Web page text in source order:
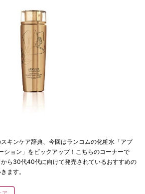
キンケア辞典、今回はランコムの化粧水「アプ
ション」をピックアップ！こちらのコーナーで
ら30代40代に向けて発売されているおすすめの
ます。